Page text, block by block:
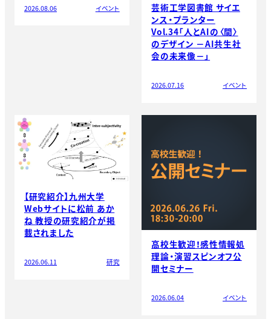
2026.08.06 イベント
芸術工学図書館 サイエ
ンス・プランター
Vol.34「人とAIの〈間〉
のデザイン －AI共生社
会の未来像－」
2026.07.16 イベント
【研究紹介】九州大学
Webサイトに松前 あか
ね 教授の研究紹介が掲
載されました
2026.06.11 研究
高校生歓迎！感性情報処
理論・演習スピンオフ公
開セミナー
2026.06.04 イベント